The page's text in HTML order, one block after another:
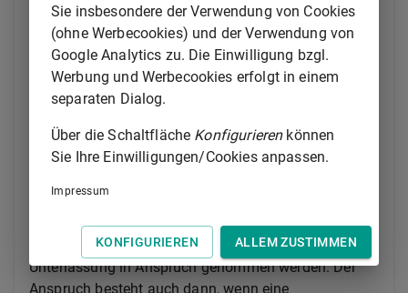
ähnliches Zeichen im geschäftlichen Verkehr zu
benutzen, wenn keine Gefahr von Verwechslungen im
Sinne des Absatzes 2 besteht, soweit die Benutzung
des Zeichens die Unterscheidungskraft oder die
Wertschätzung der geschäftlichen Bezeichnung ohne
oder beeinträchtigt.
ähnliches Zeichen entgegen Absatz 2 oder Absatz 3
benutzt, kann von dem Inhaber der geschäftlichen
Bezeichnung bei Wiederholungsgefahr auf
Unterlassung in Anspruch genommen werden. Der
Anspruch besteht auch dann, wenn eine
Sie insbesondere der Verwendung von Cookies
(ohne Werbecookies) und der Verwendung von
Google Analytics zu. Die Einwilligung bzgl.
Werbung und Werbecookies erfolgt in einem
separaten Dialog.
Über die Schaltfläche Konfigurierenkönnen
Sie Ihre Einwilligungen/Cookies anpassen.
Impressum
KONFIGURIEREN ALLEM ZUSTIMMEN